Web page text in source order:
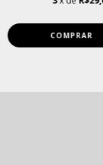
COMPRAR